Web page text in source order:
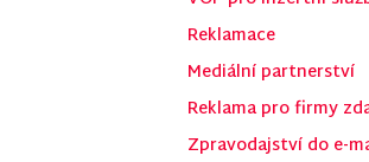
Reklamace
Mediální partnerství
Reklama pro firmy
Zpravodajství do e-